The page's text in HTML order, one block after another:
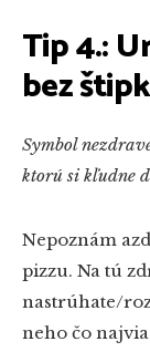
Tip 4.:
bez
Symbol
ktorú si kľudne
Nepoznám
pizzu. Na tú
nastrúhate/
neho čo